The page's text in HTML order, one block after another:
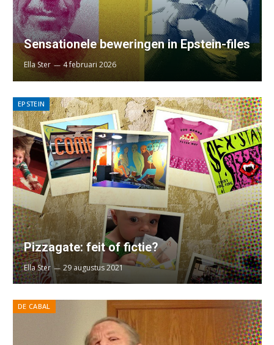
Sensationele beweringen in Epstein-files
Ella Ster 4 februari 2026
EPSTEIN
Pizzagate: feit of fictie?
Ella Ster 29 augustus 2021
DE CABAL